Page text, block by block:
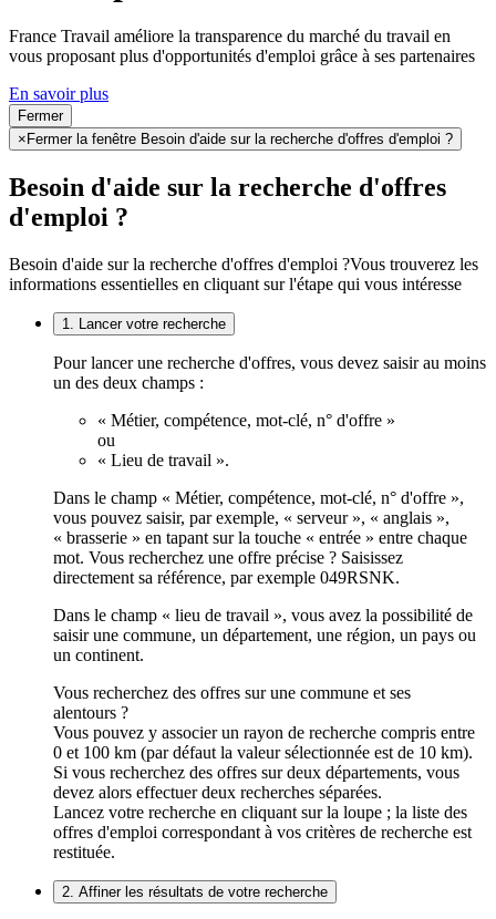
France Travail améliore la transparence du marché du travail en
vous proposant plus d'opportunités d'emploi grâce à ses partenaires
En savoir plus
Fermer
× Fermer la fenêtre Besoin d'aide sur la recherche d'offres d'emploi ?
Besoin d'aide sur la recherche d'offres
d'emploi ?
Besoin d'aide sur la recherche d'offres d'emploi ?Vous trouverez les
informations essentielles en cliquant sur l'étape qui vous intéresse
1. Lancer votre recherche
Pour lancer une recherche d'offres, vous devez saisir au moins
un des deux champs :
« Métier, compétence, mot-clé, n° d'offre »
ou
« Lieu de travail ».
Dans le champ « Métier, compétence, mot-clé, n° d'offre »,
vous pouvez saisir, par exemple, « serveur », « anglais »,
« brasserie » en tapant sur la touche « entrée » entre chaque
mot. Vous recherchez une offre précise ? Saisissez
directement sa référence, par exemple 049RSNK.
Dans le champ « lieu de travail », vous avez la possibilité de
saisir une commune, un département, une région, un pays ou
un continent.
Vous recherchez des offres sur une commune et ses
alentours ?
Vous pouvez y associer un rayon de recherche compris entre
0 et 100 km (par défaut la valeur sélectionnée est de 10 km).
Si vous recherchez des offres sur deux départements, vous
devez alors effectuer deux recherches séparées.
Lancez votre recherche en cliquant sur la loupe ; la liste des
offres d'emploi correspondant à vos critères de recherche est
restituée.
2. Affiner les résultats de votre recherche